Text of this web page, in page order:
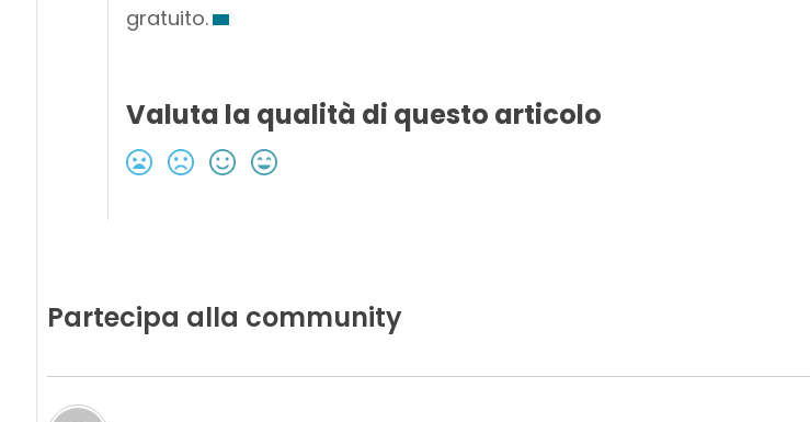
gratuito.
Valuta la qualità di questo articolo
Partecipa alla community